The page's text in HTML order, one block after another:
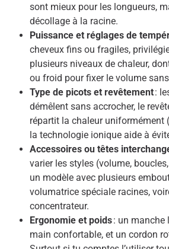
sont mieux pour les longueurs,
décollage à la racine.
Puissance et réglages de
cheveux fins ou fragiles,
plusieurs niveaux de chaleur,
ou froid pour fixer le volume
Type de picots et revêtement:
démêlent sans accrocher, le
répartit la chaleur uniformément
la technologie ionique aide à
Accessoires ou têtes
varier les styles (volume,
un modèle avec plusieurs
volumatrice spéciale racines,
concentrateur.
Ergonomie et poids: un manche
main confortable, et un cordon